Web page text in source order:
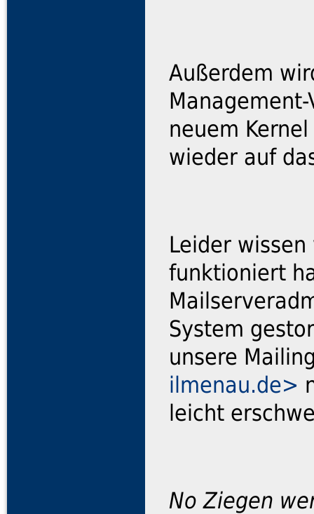
Außerdem
neuem
wieder auf
Leider
funktioniert
System
unsere
ilmenau.de>
leicht
No Ziegen